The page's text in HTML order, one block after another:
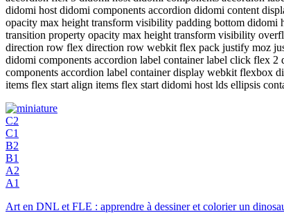
didomi host didomi components accordion didomi content
opacity max height transform visibility padding bottom
transition property opacity max height transform visibility
direction row flex direction row webkit flex pack justify moz
didomi components accordion label container label click flex
components accordion label container display webkit flexbox
items flex start align items flex start didomi host lds ellipsis
C2
C1
B2
B1
A2
A1
Art en DNL et FLE : apprendre à dessiner et colorier un